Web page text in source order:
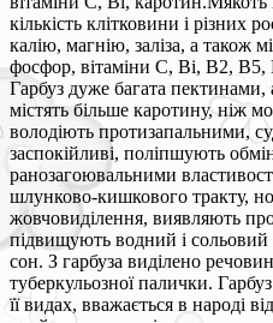
кількість клітковини і різних
калію, магнію, заліза, а також
фосфор, вітаміни С, Bi, B2, B5,
Гарбуз дуже багата
містять більше каротину, ніж
володіють протизапальними,
заспокійливі, поліпшують
ранозагоювальними
шлунково-кишкового тракту,
жовчовиділення, виявляють
підвищують водний і сольовий
сон. З гарбуза виділено
туберкульозної палички.
її видах, вважається в народі